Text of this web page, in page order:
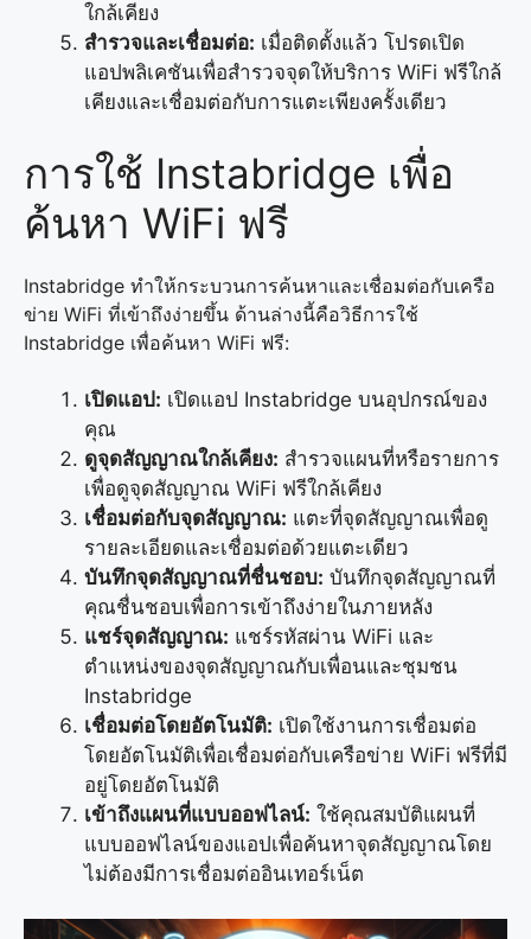
ใกล้เคียง
สำรวจและเชื่อมต่อ: เมื่อติดตั้งแล้ว โปรดเปิด
แอปพลิเคชันเพื่อสำรวจจุดให้บริการ WiFi ฟรีใกล้
เคียงและเชื่อมต่อกับการแตะเพียงครั้งเดียว
การใช้ Instabridge เพื่อ
ค้นหา WiFi ฟรี
Instabridge ทำให้กระบวนการค้นหาและเชื่อมต่อกับเครือ
ข่าย WiFi ที่เข้าถึงง่ายขึ้น ด้านล่างนี้คือวิธีการใช้
Instabridge เพื่อค้นหา WiFi ฟรี:
เปิดแอป: เปิดแอป Instabridge บนอุปกรณ์ของ
คุณ
ดูจุดสัญญาณใกล้เคียง: สำรวจแผนที่หรือรายการ
เพื่อดูจุดสัญญาณ WiFi ฟรีใกล้เคียง
เชื่อมต่อกับจุดสัญญาณ: แตะที่จุดสัญญาณเพื่อดู
รายละเอียดและเชื่อมต่อด้วยแตะเดียว
บันทึกจุดสัญญาณที่ชื่นชอบ: บันทึกจุดสัญญาณที่
คุณชื่นชอบเพื่อการเข้าถึงง่ายในภายหลัง
แชร์จุดสัญญาณ: แชร์รหัสผ่าน WiFi และ
ตำแหน่งของจุดสัญญาณกับเพื่อนและชุมชน
Instabridge
เชื่อมต่อโดยอัตโนมัติ: เปิดใช้งานการเชื่อมต่อ
โดยอัตโนมัติเพื่อเชื่อมต่อกับเครือข่าย WiFi ฟรีที่มี
อยู่โดยอัตโนมัติ
เข้าถึงแผนที่แบบออฟไลน์: ใช้คุณสมบัติแผนที่
แบบออฟไลน์ของแอปเพื่อค้นหาจุดสัญญาณโดย
ไม่ต้องมีการเชื่อมต่ออินเทอร์เน็ต